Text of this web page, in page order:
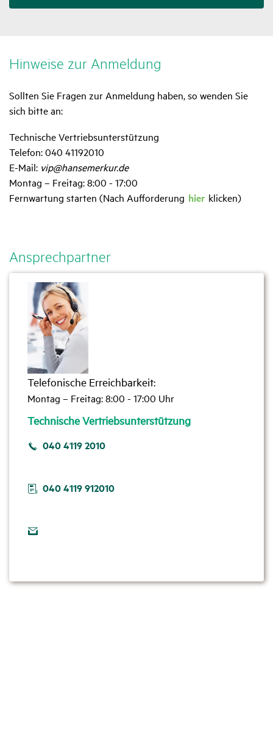
Hinweise zur Anmel­dung
Sollten Sie Fragen zur Anmeldung haben, so wenden Sie
sich bitte an:
Technische Vertriebsunterstützung
Telefon: 040 41192010
E-Mail: vip@hansemerkur.de
Montag – Freitag: 8:00 - 17:00
Fernwartung starten (Nach Aufforderung hier klicken)
Ansprech­partner
Telefonische Erreichbarkeit:
Montag – Freitag: 8:00 - 17:00 Uhr
Technische Vertriebsunterstützung
040 4119 2010
040 4119 912010